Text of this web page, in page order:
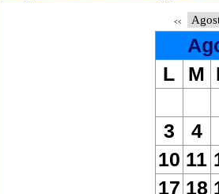
<<
L
M
3 4
10 11
17 18